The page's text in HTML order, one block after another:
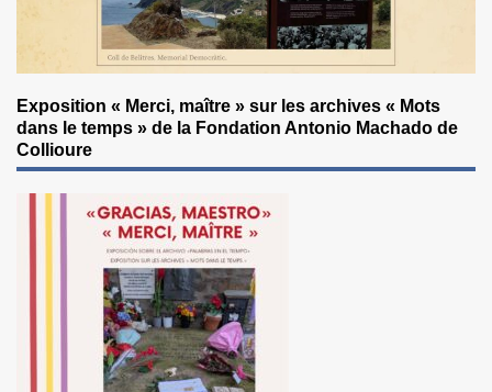
Exposition « Merci, maître » sur les archives « Mots
dans le temps » de la Fondation Antonio Machado de
Collioure